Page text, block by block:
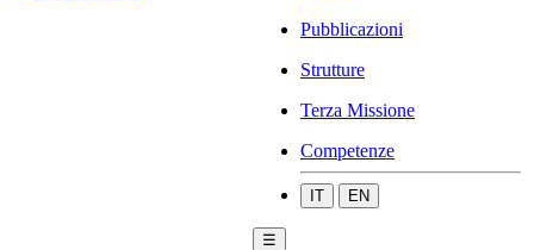
Pubblicazioni
Strutture
Terza Missione
Competenze
IT EN
☰